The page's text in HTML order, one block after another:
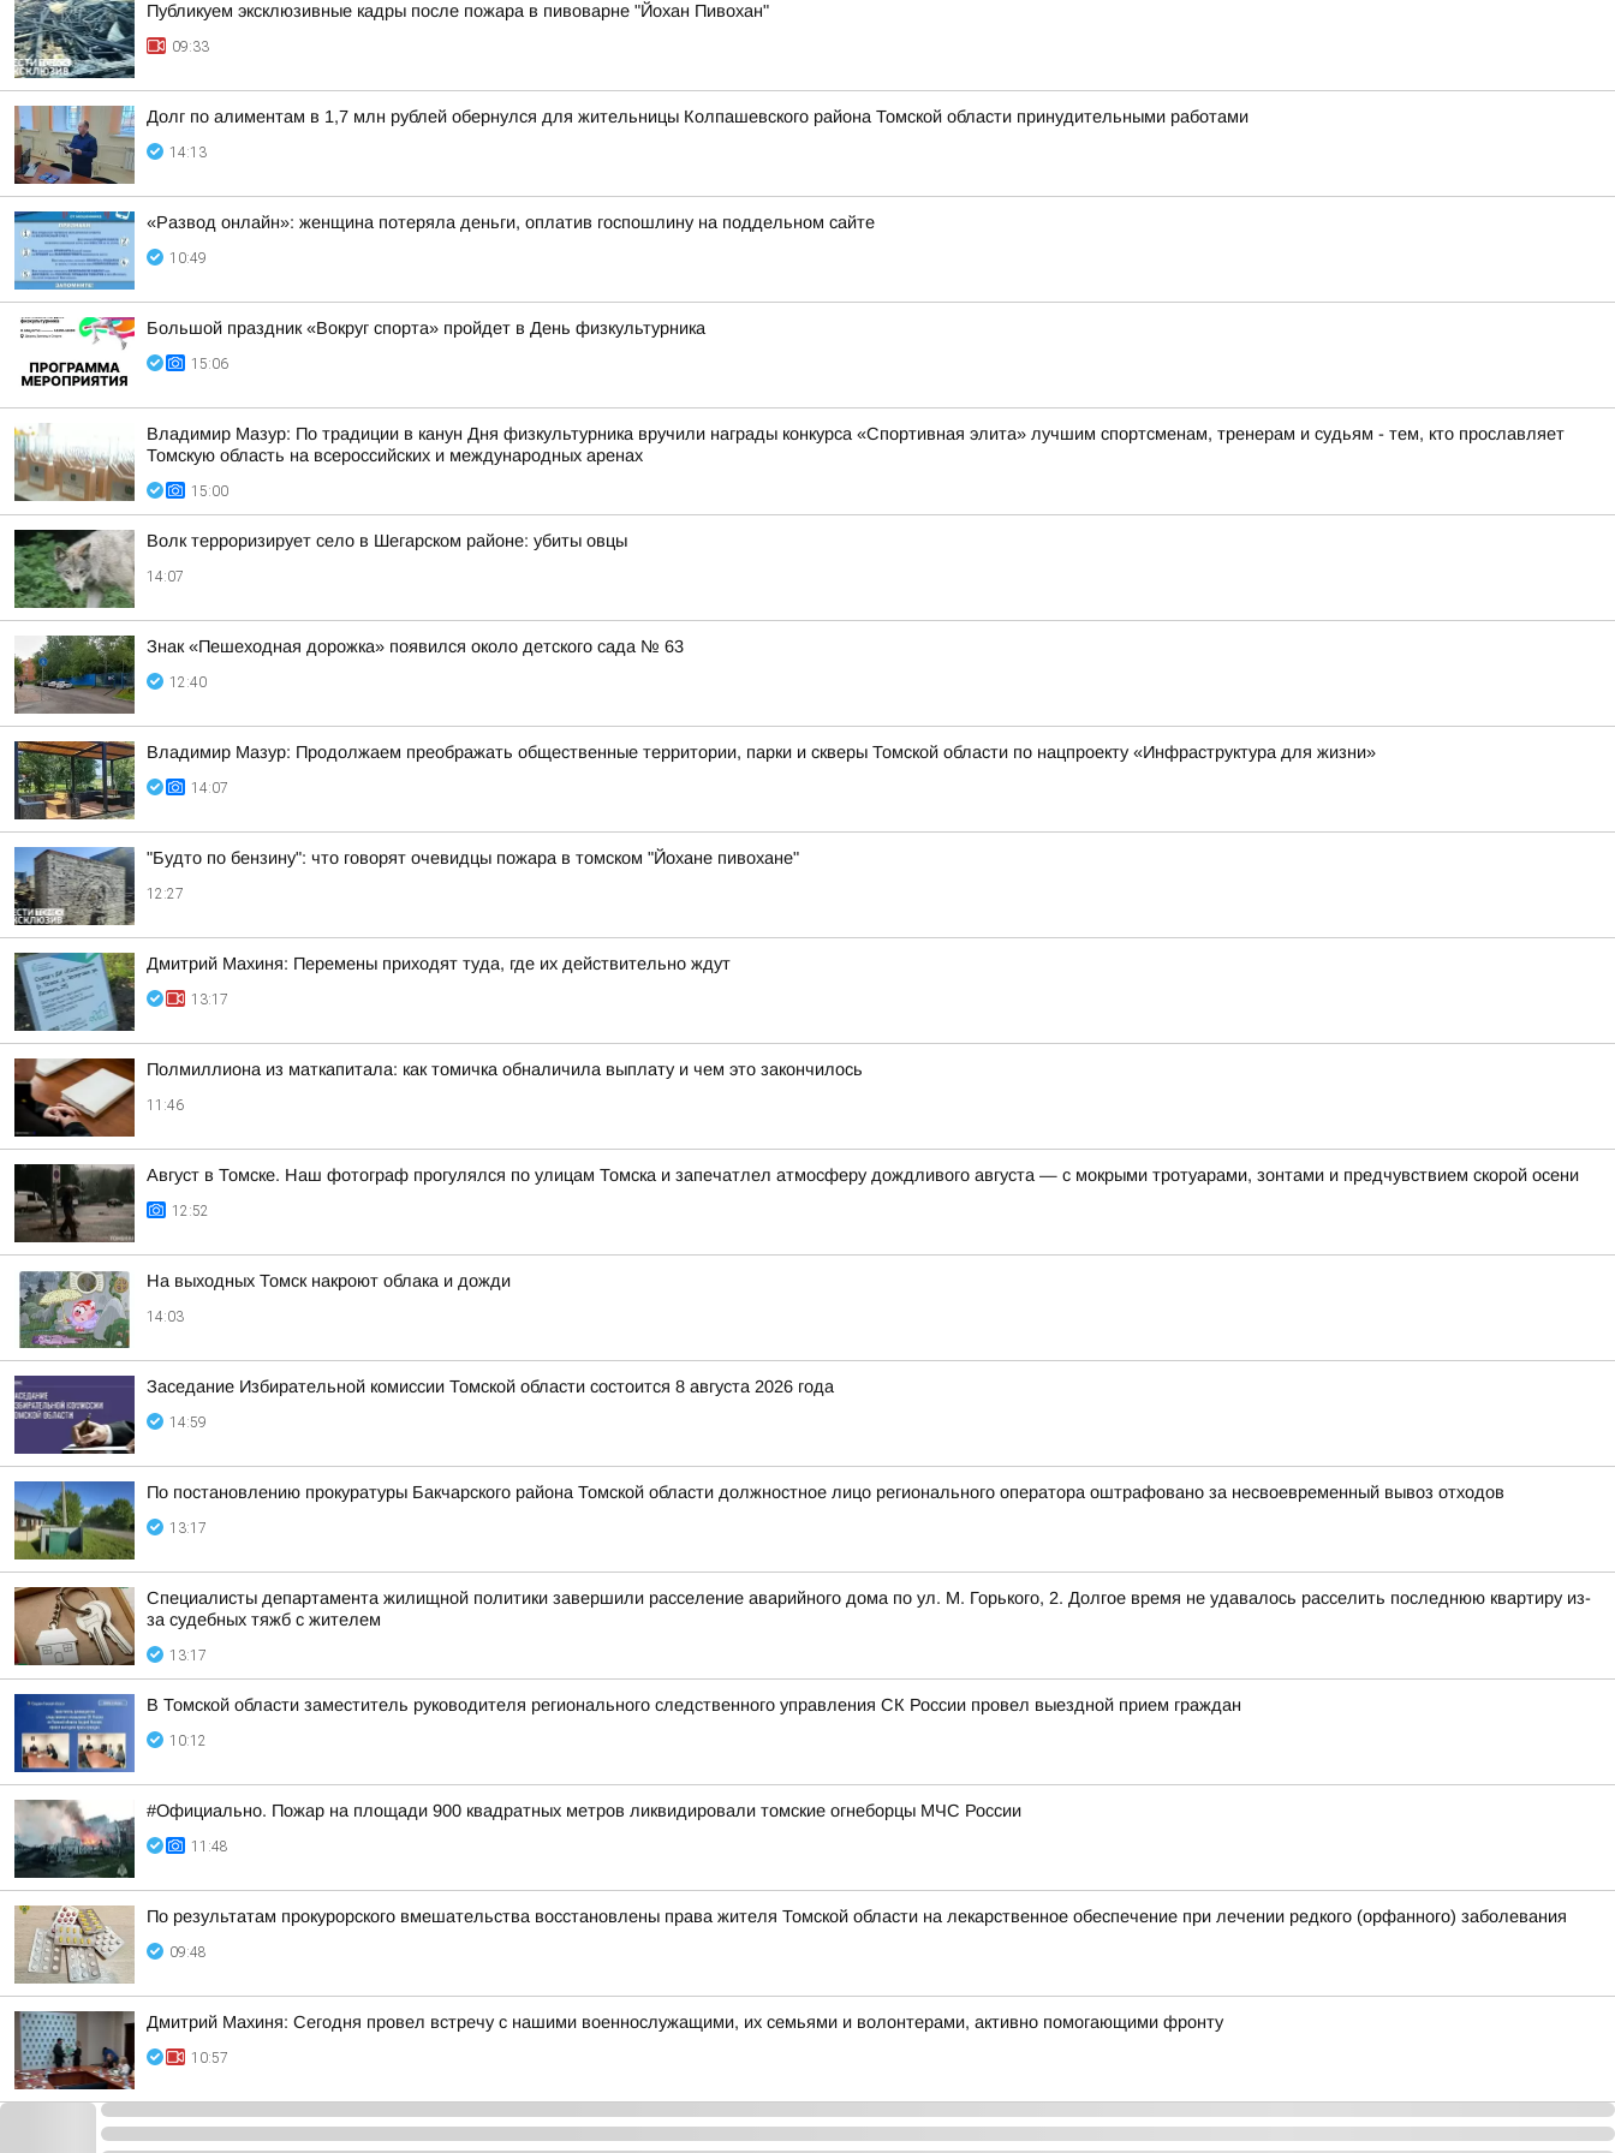
Публикуем эксклюзивные кадры после пожара в пивоварне "Йохан Пивохан"
09:33
Долг по алиментам в 1,7 млн рублей обернулся для жительницы Колпашевского района Томской области принудительными работами
14:13
«Развод онлайн»: женщина потеряла деньги, оплатив госпошлину на поддельном сайте
10:49
Большой праздник «Вокруг спорта» пройдет в День физкультурника
15:06
Владимир Мазур: По традиции в канун Дня физкультурника вручили награды конкурса «Спортивная элита» лучшим спортсменам, тренерам и судьям - тем, кто прославляет
Томскую область на всероссийских и международных аренах
15:00
Волк терроризирует село в Шегарском районе: убиты овцы
14:07
Знак «Пешеходная дорожка» появился около детского сада № 63
12:40
Владимир Мазур: Продолжаем преображать общественные территории, парки и скверы Томской области по нацпроекту «Инфраструктура для жизни»
14:07
"Будто по бензину": что говорят очевидцы пожара в томском "Йохане пивохане"
12:27
Дмитрий Махиня: Перемены приходят туда, где их действительно ждут
13:17
Полмиллиона из маткапитала: как томичка обналичила выплату и чем это закончилось
11:46
Август в Томске. Наш фотограф прогулялся по улицам Томска и запечатлел атмосферу дождливого августа — с мокрыми тротуарами, зонтами и предчувствием скорой осени
12:52
На выходных Томск накроют облака и дожди
14:03
Заседание Избирательной комиссии Томской области состоится 8 августа 2026 года
14:59
По постановлению прокуратуры Бакчарского района Томской области должностное лицо регионального оператора оштрафовано за несвоевременный вывоз отходов
13:17
Специалисты департамента жилищной политики завершили расселение аварийного дома по ул. М. Горького, 2. Долгое время не удавалось расселить последнюю квартиру из-
за судебных тяжб с жителем
13:17
В Томской области заместитель руководителя регионального следственного управления СК России провел выездной прием граждан
10:12
#Официально. Пожар на площади 900 квадратных метров ликвидировали томские огнеборцы МЧС России
11:48
По результатам прокурорского вмешательства восстановлены права жителя Томской области на лекарственное обеспечение при лечении редкого (орфанного) заболевания
09:48
Дмитрий Махиня: Сегодня провел встречу с нашими военнослужащими, их семьями и волонтерами, активно помогающими фронту
10:57